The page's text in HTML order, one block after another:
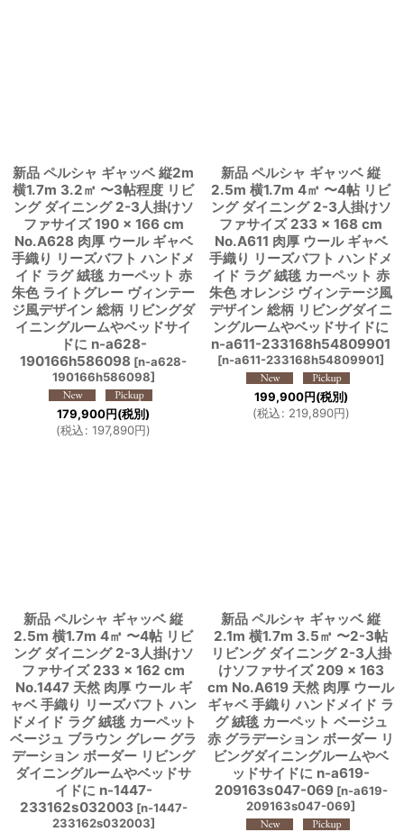
新品 ペルシャ ギャッベ 縦2m
横1.7m 3.2㎡ 〜3帖程度 リビ
ング ダイニング 2-3人掛けソ
ファサイズ 190 × 166 cm
No.A628 肉厚 ウール ギャベ
手織り リーズバフト ハンドメ
イド ラグ 絨毯 カーペット 赤
朱色 ライトグレー ヴィンテー
ジ風デザイン 総柄 リビングダ
イニングルームやベッドサイ
ドに n-a628-
190166h586098 [n-a628-
190166h586098]
179,900円(税別)
(税込: 197,890円)
新品 ペルシャ ギャッベ 縦
2.5m 横1.7m 4㎡ 〜4帖 リビ
ング ダイニング 2-3人掛けソ
ファサイズ 233 × 168 cm
No.A611 肉厚 ウール ギャベ
手織り リーズバフト ハンドメ
イド ラグ 絨毯 カーペット 赤
朱色 オレンジ ヴィンテージ風
デザイン 総柄 リビングダイニ
ングルームやベッドサイドに
n-a611-233168h54809901
[n-a611-233168h54809901]
199,900円(税別)
(税込: 219,890円)
新品 ペルシャ ギャッベ 縦
2.5m 横1.7m 4㎡ 〜4帖 リビ
ング ダイニング 2-3人掛けソ
ファサイズ 233 × 162 cm
No.1447 天然 肉厚 ウール ギ
ャベ 手織り リーズバフト ハン
ドメイド ラグ 絨毯 カーペット
ベージュ ブラウン グレー グラ
デーション ボーダー リビング
ダイニングルームやベッドサ
イドに n-1447-
233162s032003 [n-1447-
233162s032003]
新品 ペルシャ ギャッベ 縦
2.1m 横1.7m 3.5㎡ 〜2-3帖
リビング ダイニング 2-3人掛
けソファサイズ 209 × 163
cm No.A619 天然 肉厚 ウール
ギャベ 手織り ハンドメイド ラ
グ 絨毯 カーペット ベージュ
赤 グラデーション ボーダー リ
ビングダイニングルームやベ
ッドサイドに n-a619-
209163s047-069 [n-a619-
209163s047-069]